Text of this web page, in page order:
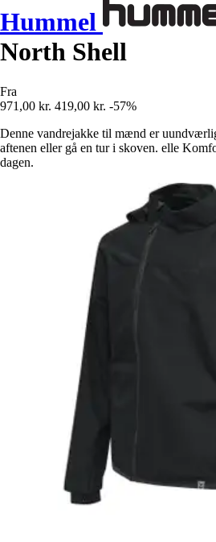
Hummel
North Shell
Fra
971,00 kr. 419,00 kr. -57%
Denne vandrejakke til mænd er
aftenen eller gå en tur i skoven. elle
dagen.